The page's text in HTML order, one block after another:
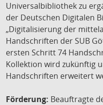
Universalbibliothek zu
der Deutschen Digitalen
„Digitalisierung der
Handschriften der SUB
ersten Schritt 74
Kollektion wird zukünftig
Handschriften erweitert
Förderung: Beauftragte